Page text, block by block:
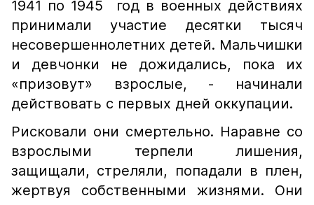
1941 по 1945 год в военных действиях
принимали участие десятки тысяч
несовершеннолетних детей. Мальчишки
и девчонки не дожидались, пока их
«призовут» взрослые, - начинали
действовать с первых дней оккупации.
Рисковали они смертельно. Наравне со
взрослыми терпели лишения,
защищали, стреляли, попадали в плен,
жертвуя собственными жизнями. Они